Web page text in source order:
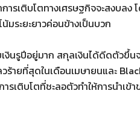
ารเติบโตทางเศรษฐกิจจะสงบล
มระยะยาวค่อนข้างเป็นบวก
งินรูปีอยู่มาก สกุลเงินได้ดีดตัวขึ้น
ร้ายที่สุดในเดือนเมษายนและ
รเติบโตที่ชะลอตัวทำให้การนำ